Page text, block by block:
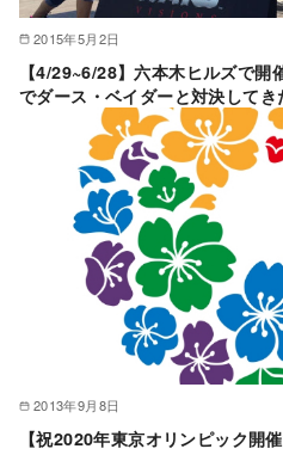
2015年5月2日
【4/29~6/28】六本木ヒルズで開
でダース・ベイダーと対決してき
2013年9月8日
【祝2020年東京オリンピック開